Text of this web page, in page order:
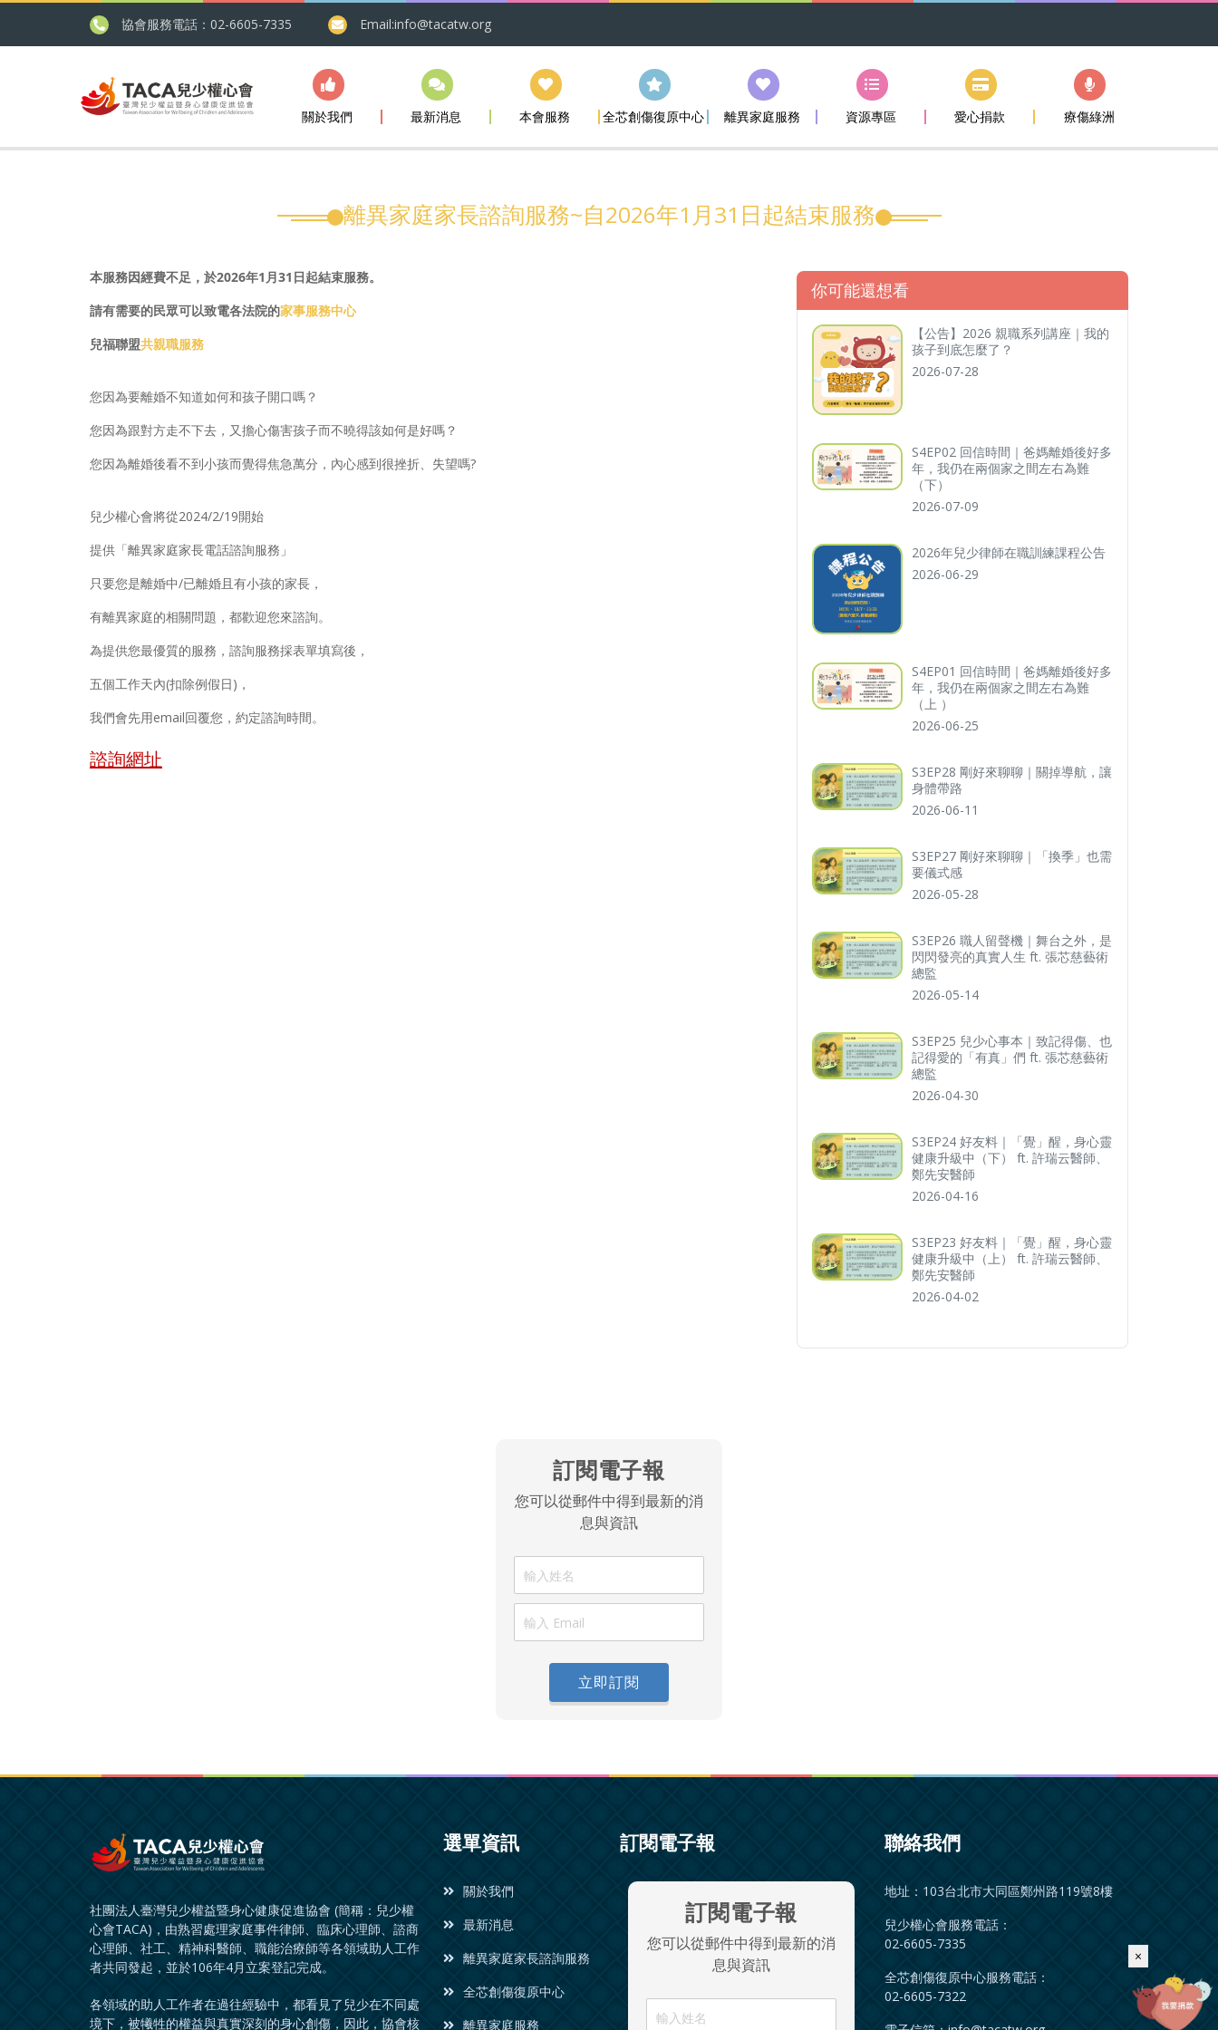
×
協會服務電話：02-6605-7335 Email:info@tacatw.org
關於我們 最新消息 本會服務 全芯創傷復原中心 離異家庭服務 資源專區 愛心捐款 療傷綠洲
離異家庭家長諮詢服務~自2026年1月31日起結束服務
本服務因經費不足，於2026年1月31日起結束服務。
請有需要的民眾可以致電各法院的家事服務中心
兒福聯盟共親職服務
您因為要離婚不知道如何和孩子開口嗎？
您因為跟對方走不下去，又擔心傷害孩子而不曉得該如何是好嗎？
您因為離婚後看不到小孩而覺得焦急萬分，內心感到很挫折、失望嗎?
兒少權心會將從2024/2/19開始
提供「離異家庭家長電話諮詢服務」
只要您是離婚中/已離婚且有小孩的家長，
有離異家庭的相關問題，都歡迎您來諮詢。
為提供您最優質的服務，諮詢服務採表單填寫後，
五個工作天內(扣除例假日)，
我們會先用email回覆您，約定諮詢時間。
諮詢網址
你可能還想看
【公告】2026 親職系列講座｜我的
孩子到底怎麼了？
2026-07-28
S4EP02 回信時間｜爸媽離婚後好多
年，我仍在兩個家之間左右為難
（下）
2026-07-09
2026年兒少律師在職訓練課程公告
2026-06-29
S4EP01 回信時間｜爸媽離婚後好多
年，我仍在兩個家之間左右為難
（上 ）
2026-06-25
S3EP28 剛好來聊聊｜關掉導航，讓
身體帶路
2026-06-11
S3EP27 剛好來聊聊｜「換季」也需
要儀式感
2026-05-28
S3EP26 職人留聲機｜舞台之外，是
閃閃發亮的真實人生 ft. 張芯慈藝術
總監
2026-05-14
S3EP25 兒少心事本｜致記得傷、也
記得愛的「有真」們 ft. 張芯慈藝術
總監
2026-04-30
S3EP24 好友料｜「覺」醒，身心靈
健康升級中（下） ft. 許瑞云醫師、
鄭先安醫師
2026-04-16
S3EP23 好友料｜「覺」醒，身心靈
健康升級中（上） ft. 許瑞云醫師、
鄭先安醫師
2026-04-02
訂閱電子報
您可以從郵件中得到最新的消
息與資訊
立即訂閱
社團法人臺灣兒少權益暨身心健康促進協會 (簡稱：兒少權
心會TACA)，由熟習處理家庭事件律師、臨床心理師、諮商
心理師、社工、精神科醫師、職能治療師等各領域助人工作
者共同發起，並於106年4月立案登記完成。
各領域的助人工作者在過往經驗中，都看見了兒少在不同處
境下，被犧牲的權益與真實深刻的身心創傷，因此，協會核
選單資訊
關於我們
最新消息
離異家庭家長諮詢服務
全芯創傷復原中心
離異家庭服務
訂閱電子報
訂閱電子報
您可以從郵件中得到最新的消
息與資訊
聯絡我們
地址：103台北市大同區鄭州路119號8樓
兒少權心會服務電話：
02-6605-7335
全芯創傷復原中心服務電話：
02-6605-7322